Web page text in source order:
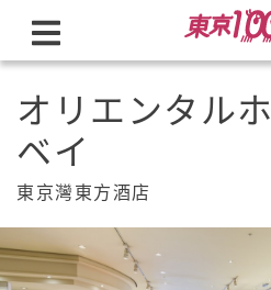
オリエンタル
ベイ
東京灣東方酒店